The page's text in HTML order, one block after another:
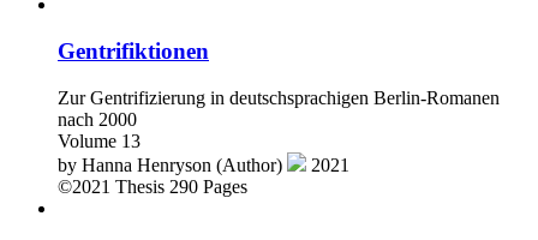
Gentrifiktionen
Zur Gentrifizierung in deutschsprachigen Berlin-Romanen
nach 2000
Volume 13
by Hanna Henryson (Author)
2021
©2021 Thesis 290 Pages